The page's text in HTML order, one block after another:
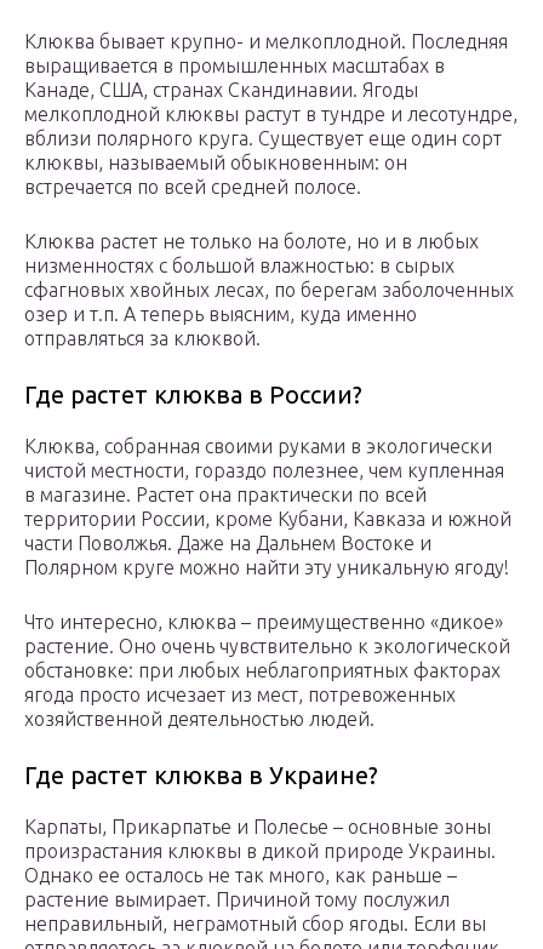
Клюква бывает крупно- и мелкоплодной. Последняя
выращивается в промышленных масштабах в
Канаде, США, странах Скандинавии. Ягоды
мелкоплодной клюквы растут в тундре и лесотундре,
вблизи полярного круга. Существует еще один сорт
клюквы, называемый обыкновенным: он
встречается по всей средней полосе.
Клюква растет не только на болоте, но и в любых
низменностях с большой влажностью: в сырых
сфагновых хвойных лесах, по берегам заболоченных
озер и т.п. А теперь выясним, куда именно
отправляться за клюквой.
Где растет клюква в России?
Клюква, собранная своими руками в экологически
чистой местности, гораздо полезнее, чем купленная
в магазине. Растет она практически по всей
территории России, кроме Кубани, Кавказа и южной
части Поволжья. Даже на Дальнем Востоке и
Полярном круге можно найти эту уникальную ягоду!
Что интересно, клюква – преимущественно «дикое»
растение. Оно очень чувствительно к экологической
обстановке: при любых неблагоприятных факторах
ягода просто исчезает из мест, потревоженных
хозяйственной деятельностью людей.
Где растет клюква в Украине?
Карпаты, Прикарпатье и Полесье – основные зоны
произрастания клюквы в дикой природе Украины.
Однако ее осталось не так много, как раньше –
растение вымирает. Причиной тому послужил
неправильный, неграмотный сбор ягоды. Если вы